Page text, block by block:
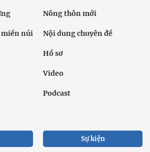
Nông thôn mới
miền núi Nội dung chuyên đề
Hồ sơ
Video
Podcast
Sự kiện